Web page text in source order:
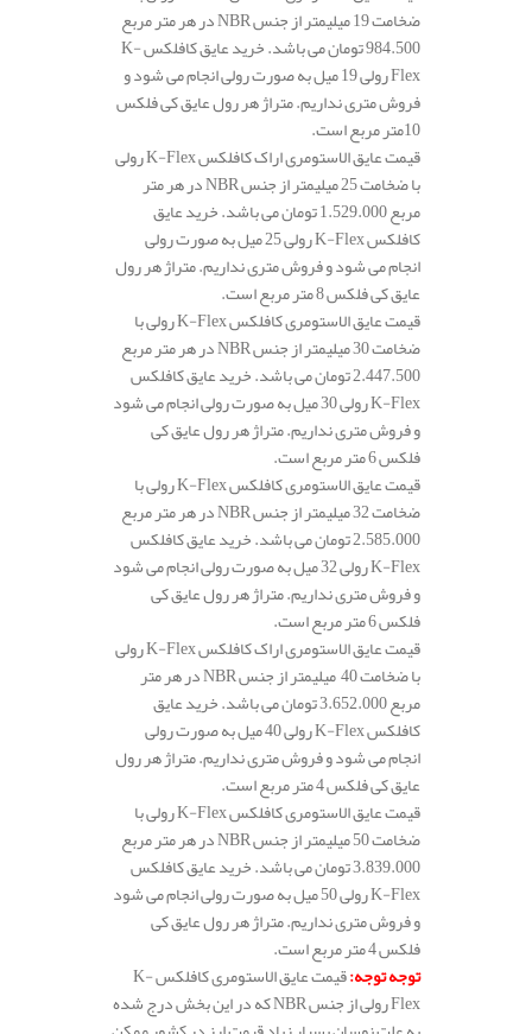
ضخامت 19 میلیمتر از جنس NBR در هر متر مربع
984.500 تومان می باشد. خرید عایق کافلکس K-
Flex رولی 19 میل به صورت رولی انجام می شود و
فروش متری نداریم. متراژ هر رول عایق کی فلکس
10متر مربع است.
قیمت عایق الاستومری اراک کافلکس K-Flex رولی
با ضخامت 25 میلیمتر از جنس NBR در هر متر
مربع 1.529.000 تومان می باشد. خرید عایق
کافلکس K-Flex رولی 25 میل به صورت رولی
انجام می شود و فروش متری نداریم. متراژ هر رول
عایق کی فلکس 8 متر مربع است.
قیمت عایق الاستومری کافلکس K-Flex رولی با
ضخامت 30 میلیمتر از جنس NBR در هر متر مربع
2.447.500 تومان می باشد. خرید عایق کافلکس
K-Flex رولی 30 میل به صورت رولی انجام می شود
و فروش متری نداریم. متراژ هر رول عایق کی
فلکس 6 متر مربع است.
قیمت عایق الاستومری کافلکس K-Flex رولی با
ضخامت 32 میلیمتر از جنس NBR در هر متر مربع
2.585.000 تومان می باشد. خرید عایق کافلکس
K-Flex رولی 32 میل به صورت رولی انجام می شود
و فروش متری نداریم. متراژ هر رول عایق کی
فلکس 6 متر مربع است.
قیمت عایق الاستومری اراک کافلکس K-Flex رولی
با ضخامت 40 میلیمتر از جنس NBR در هر متر
مربع 3.652.000 تومان می باشد. خرید عایق
کافلکس K-Flex رولی 40 میل به صورت رولی
انجام می شود و فروش متری نداریم. متراژ هر رول
عایق کی فلکس 4 متر مربع است.
قیمت عایق الاستومری کافلکس K-Flex رولی با
ضخامت 50 میلیمتر از جنس NBR در هر متر مربع
3.839.000 تومان می باشد. خرید عایق کافلکس
K-Flex رولی 50 میل به صورت رولی انجام می شود
و فروش متری نداریم. متراژ هر رول عایق کی
فلکس 4 متر مربع است.
توجه توجه:
قیمت عایق الاستومری کافلکس K-
Flex رولی از جنس NBR که در این بخش درج شده